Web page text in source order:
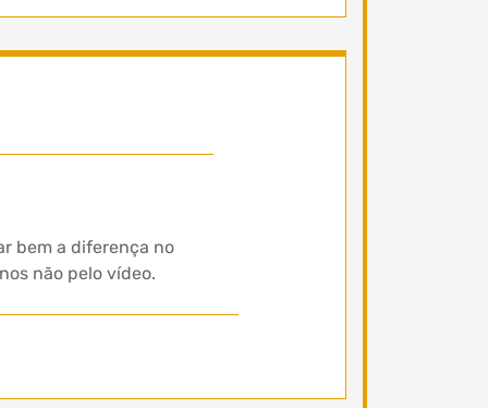
bem a diferença no
não pelo vídeo.